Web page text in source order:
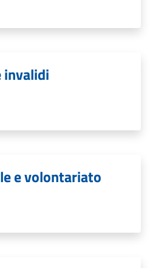
invalidi
e volontariato